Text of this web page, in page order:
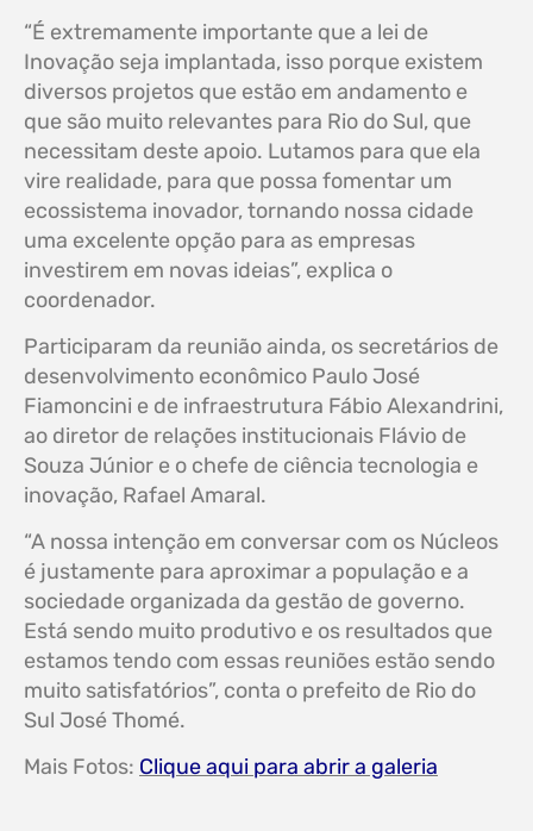
“É extremamente importante que a lei de
Inovação seja implantada, isso porque existem
diversos projetos que estão em andamento e
que são muito relevantes para Rio do Sul, que
necessitam deste apoio. Lutamos para que ela
vire realidade, para que possa fomentar um
ecossistema inovador, tornando nossa cidade
uma excelente opção para as empresas
investirem em novas ideias”, explica o
coordenador.
Participaram da reunião ainda, os secretários de
desenvolvimento econômico Paulo José
Fiamoncini e de infraestrutura Fábio Alexandrini,
ao diretor de relações institucionais Flávio de
Souza Júnior e o chefe de ciência tecnologia e
inovação, Rafael Amaral.
“A nossa intenção em conversar com os Núcleos
é justamente para aproximar a população e a
sociedade organizada da gestão de governo.
Está sendo muito produtivo e os resultados que
estamos tendo com essas reuniões estão sendo
muito satisfatórios”, conta o prefeito de Rio do
Sul José Thomé.
Mais Fotos: Clique aqui para abrir a galeria